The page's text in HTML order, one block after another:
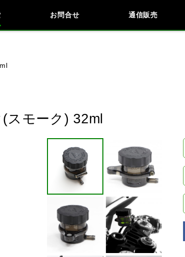
お問合せ 通信販売
閉じる
スモーク) 32ml